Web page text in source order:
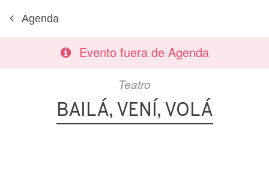
Agenda
Evento fuera de Agenda
Teatro
BAILÁ, VENÍ, VOLÁ